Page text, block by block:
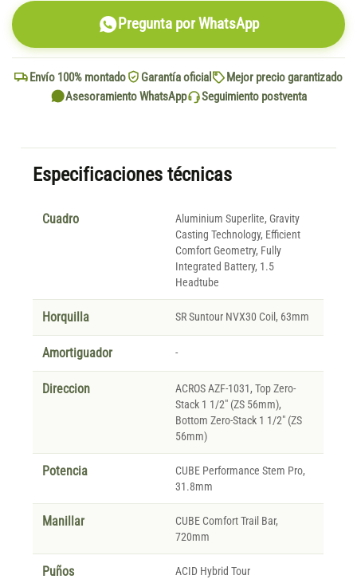
Pregunta por WhatsApp
Envío 100% montado Garantía oficial
Mejor precio garantizado
Asesoramiento WhatsApp
Seguimiento postventa
Especificaciones técnicas
Cuadro
Aluminium Superlite, Gravity
Casting Technology, Efficient
Comfort Geometry, Fully
Integrated Battery, 1.5
Headtube
Horquilla SR Suntour NVX30 Coil, 63mm
Amortiguador -
Direccion
ACROS AZF-1031, Top Zero-
Stack 1 1/2" (ZS 56mm),
Bottom Zero-Stack 1 1/2" (ZS
56mm)
Potencia
CUBE Performance Stem Pro,
31.8mm
Manillar
CUBE Comfort Trail Bar,
720mm
Puños ACID Hybrid Tour